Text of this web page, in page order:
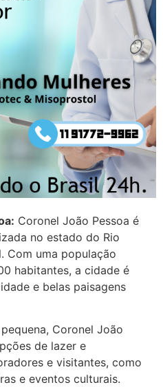
Coronel João Pessoa é
no estado do Rio
Com uma população
habitantes, a cidade é
e belas paisagens
Coronel João
de lazer e
e visitantes, como
e eventos culturais.
17:09:25
em
vocês sabem dizer
tomou os remédio se
para de menstruar
a sair um líquido
se é normal ?
17:10:05
em
normal
17:19:15
em
não sei